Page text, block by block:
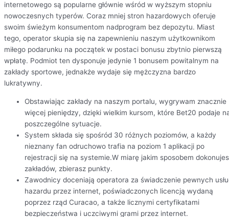
internetowego są popularne głównie wśród w wyższym stopniu
nowoczesnych typerów. Coraz mniej stron hazardowych oferuje
swoim świeżym konsumentom nadprogram bez depozytu. Miast
tego, operator skupia się na zapewnieniu naszym użytkownikom
miłego podarunku na początek w postaci bonusu zbytnio pierwszą
wpłatę. Podmiot ten dysponuje jedynie 1 bonusem powitalnym na
zakłady sportowe, jednakże wydaje się mężczyzna bardzo
lukratywny.
Obstawiając zakłady na naszym portalu, wygrywam znacznie
więcej pieniędzy, dzięki wielkim kursom, które Bet20 podaje
poszczególne sytuacje.
System składa się spośród 30 różnych poziomów, a każdy
nieznany fan odruchowo trafia na poziom 1 aplikacji po
rejestracji się na systemie.W miarę jakim sposobem
zakładów, zbierasz punkty.
Zawodnicy doceniają operatora za świadczenie pewnych
hazardu przez internet, poświadczonych licencją wydaną
poprzez rząd Curacao, a także licznymi certyfikatami
bezpieczeństwa i uczciwymi grami przez internet.